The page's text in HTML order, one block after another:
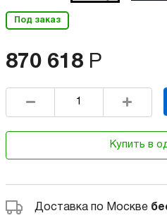
Под заказ
870 618 Р
Купить в
Доставка по Москве